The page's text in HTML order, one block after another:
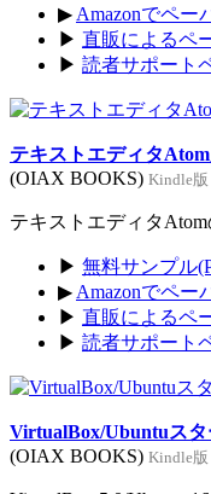
▶ Amazonでペー
▶ 直販によるペ
▶ 読者サポート
テキストエディタ
(OIAX BOOKS) Kindle版
テキストエディタ
▶ 無料サンプル
▶ Amazonでペー
▶ 直販によるペ
▶ 読者サポート
VirtualBox/Ubuntuス
(OIAX BOOKS) Kindle版